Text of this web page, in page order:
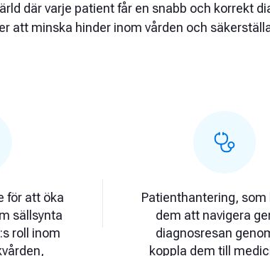
där varje patient får en snabb och korrekt
att minska hinder inom vården och
för att öka
sällsynta
roll inom
Patienthantering, som
dem att navigera
diagnosresan
koppla dem till